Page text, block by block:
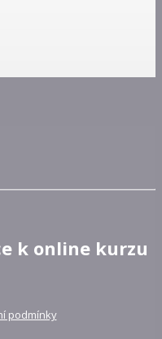
k online kurzu
podmínky